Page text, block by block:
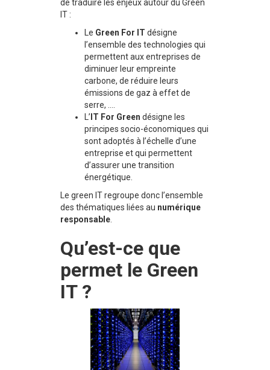
de traduire les enjeux autour du Green
IT :
Le Green For IT désigne
l’ensemble des technologies qui
permettent aux entreprises de
diminuer leur empreinte
carbone, de réduire leurs
émissions de gaz à effet de
serre, ….
L’ IT For Green désigne les
principes socio-économiques qui
sont adoptés à l’échelle d’une
entreprise et qui permettent
d’assurer une transition
énergétique.
Le green IT regroupe donc l’ensemble
des thématiques liées au numérique
responsable
Qu’est-ce que
permet le Green
IT ?